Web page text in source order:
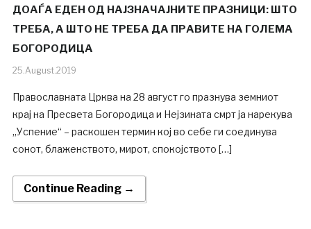
ДОАЃА ЕДЕН ОД НАЈЗНАЧАЈНИТЕ ПРАЗНИЦИ: ШТО
ТРЕБА, А ШТО НЕ ТРЕБА ДА ПРАВИТЕ НА ГОЛЕМА
БОГОРОДИЦА
25.August.2019
Православната Црква на 28 август го празнува земниот
крај на Пресвета Богородица и Нејзината смрт ја нарекува
„Успение“ – раскошен термин кој во себе ги соединува
сонот, блаженството, мирот, спокојството […]
Continue Reading →